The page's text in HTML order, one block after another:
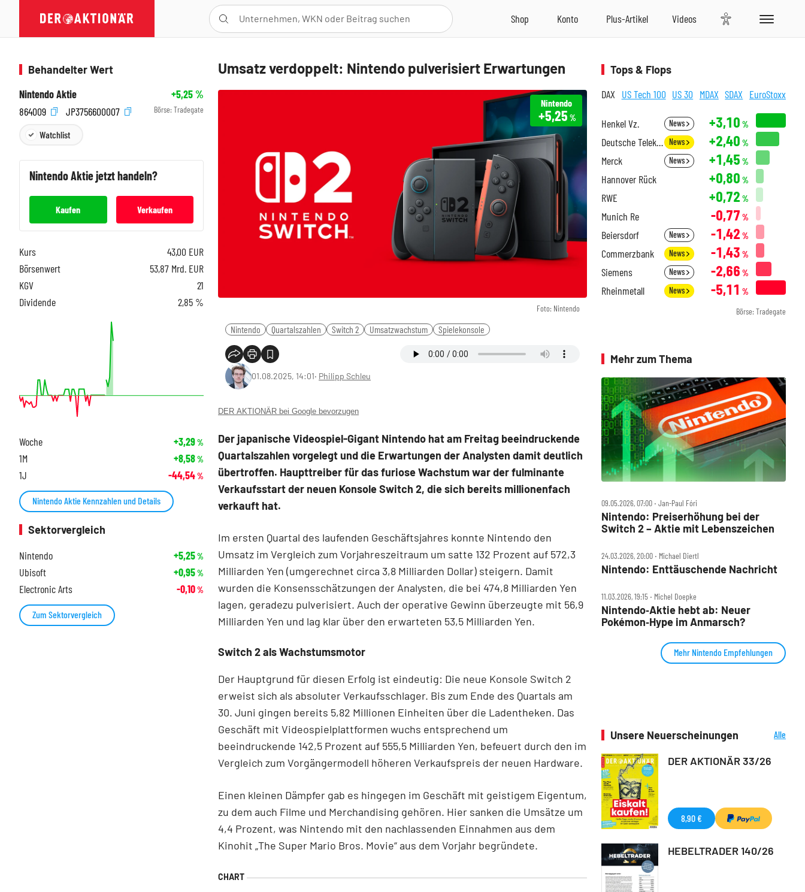
Umsatz verdoppelt: Nintendo pulverisiert Erwartungen
Foto: Nintendo
Nintendo
+5,25 %
Nintendo Quartalszahlen Switch 2 Umsatzwachstum Spielekonsole
01.08.2025, 14:01‧ Philipp Schleu
DER AKTIONÄR bei Google bevorzugen
Der japanische Videospiel-Gigant Nintendo hat am Freitag beeindruckende
Quartalszahlen vorgelegt und die Erwartungen der Analysten damit deutlich
übertroffen. Haupttreiber für das furiose Wachstum war der fulminante
Verkaufsstart der neuen Konsole Switch 2, die sich bereits millionenfach
verkauft hat.
Im ersten Quartal des laufenden Geschäftsjahres konnte Nintendo den
Umsatz im Vergleich zum Vorjahreszeitraum um satte 132 Prozent auf 572,3
Milliarden Yen (umgerechnet circa 3,8 Milliarden Dollar) steigern. Damit
wurden die Konsensschätzungen der Analysten, die bei 474,8 Milliarden Yen
lagen, geradezu pulverisiert. Auch der operative Gewinn überzeugte mit 56,9
Milliarden Yen und lag klar über den erwarteten 53,5 Milliarden Yen.
Switch 2 als Wachstumsmotor
Der Hauptgrund für diesen Erfolg ist eindeutig: Die neue Konsole Switch 2
erweist sich als absoluter Verkaufsschlager. Bis zum Ende des Quartals am
30. Juni gingen bereits 5,82 Millionen Einheiten über die Ladentheken. Das
Geschäft mit Videospielplattformen wuchs entsprechend um
beeindruckende 142,5 Prozent auf 555,5 Milliarden Yen, befeuert durch den im
Vergleich zum Vorgängermodell höheren Verkaufspreis der neuen Hardware.
Einen kleinen Dämpfer gab es hingegen im Geschäft mit geistigem Eigentum,
zu dem auch Filme und Merchandising gehören. Hier sanken die Umsätze um
4,4 Prozent, was Nintendo mit den nachlassenden Einnahmen aus dem
Kinohit „The Super Mario Bros. Movie“ aus dem Vorjahr begründete.
Behandelter Wert
Nintendo Aktie
+5,25%
864009
JP3756600007 Börse: Tradegate
Watchlist
NintendoAktie jetzt handeln?
Kaufen Verkaufen
Kurs 43,00 EUR
Börsenwert
53,87 Mrd. EUR
KGV
21
Dividende
2,85 %
Woche +3,29%
1M +8,58%
1J -44,54%
Nintendo Aktie Kennzahlen und Details
Sektorvergleich
Nintendo
+5,25%
Ubisoft +0,95%
Electronic Arts -0,10%
Zum Sektorvergleich
Tops & Flops
DAX US Tech 100 US 30 MDAX SDAX EuroStoxx
Henkel Vz. News +3,10 %
Deutsche Telekom News +2,40 %
Merck News +1,45 %
Hannover Rück +0,80 %
RWE +0,72 %
Munich Re -0,77 %
Beiersdorf News -1,42 %
Commerzbank News -1,43 %
Siemens News -2,66 %
Rheinmetall News -5,11 %
Börse: Tradegate
Mehr zum Thema
09.05.2026, 07:00 ‧ Jan-Paul Fóri
Nintendo: Preiserhöhung bei der
Switch 2 – Aktie mit Lebenszeichen
24.03.2026, 20:00 ‧ Michael Diertl
Nintendo: Enttäuschende Nachricht
11.03.2026, 19:15 ‧ Michel Doepke
Nintendo‑Aktie hebt ab: Neuer
Pokémon‑Hype im Anmarsch?
Mehr Nintendo Empfehlungen
Unsere Neuerscheinungen
Alle
DER AKTIONÄR 33/26
8,90 €
HEBELTRADER 140/26